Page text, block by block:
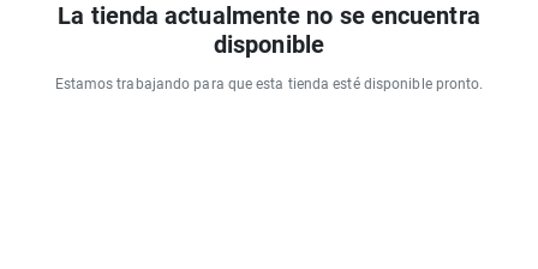
La tienda actualmente no se encuentra
disponible
Estamos trabajando para que esta tienda esté disponible pronto.